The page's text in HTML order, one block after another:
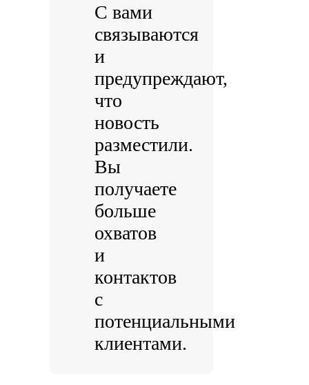
С вами
связываются
и
предупреждают,
что
новость
разместили.
Вы
получаете
больше
охватов
и
контактов
с
потенциальными
клиентами.